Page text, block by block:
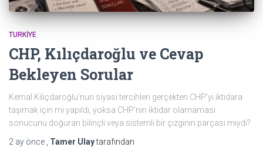
TURKIYE
CHP, Kılıçdaroğlu ve Cevap
Bekleyen Sorular
Kemal Kılıçdaroğlu’nun siyasi tercihleri gerçekten CHP’yi iktidara
taşımak için mi yapıldı, yoksa CHP’nin iktidar olamaması
sonucunu doğuran bilinçli veya sistemli bir çizginin parçası mıydı?
2 ay önce Tamer Ulaytarafından